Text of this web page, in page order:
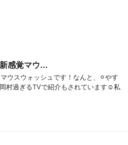
感覚マウ...
ウスウォッシュです！なんと、⚪︎やす
村過ぎるTVで紹介もされています☺︎私